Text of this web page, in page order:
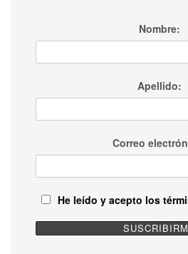
Nombre:
Apellido:
Correo
He leído y acepto los